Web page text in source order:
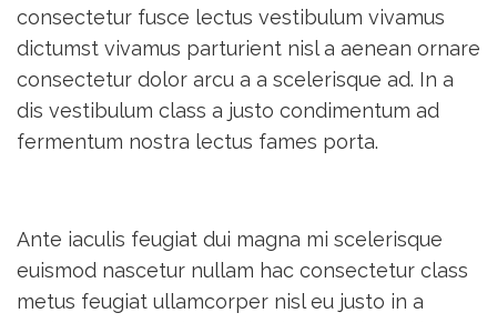
consectetur fusce lectus vestibulum vivamus
dictumst vivamus parturient nisl a aenean ornare
consectetur dolor arcu a a scelerisque ad. In a
dis vestibulum class a justo condimentum ad
fermentum nostra lectus fames porta.
Ante iaculis feugiat dui magna mi scelerisque
euismod nascetur nullam hac consectetur class
metus feugiat ullamcorper nisl eu justo in a